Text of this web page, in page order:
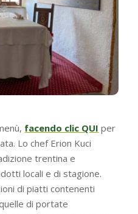
facendo clic QUI per
Lo chef Erion Kuci
trentina e
locali e di stagione.
di piatti contenenti
di portate